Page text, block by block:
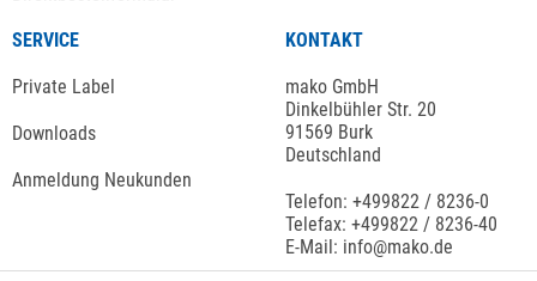
SERVICE
Private Label
Downloads
Anmeldung Neukunden
KONTAKT
mako GmbH
Dinkelbühler Str. 20
91569 Burk
Deutschland
Telefon: +499822 / 8236-0
Telefax: +499822 / 8236-40
E-Mail: info@mako.de